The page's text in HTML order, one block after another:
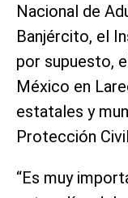
Nacional de
Banjército, el
por supuesto,
México en
estatales y
Protección
“Es muy